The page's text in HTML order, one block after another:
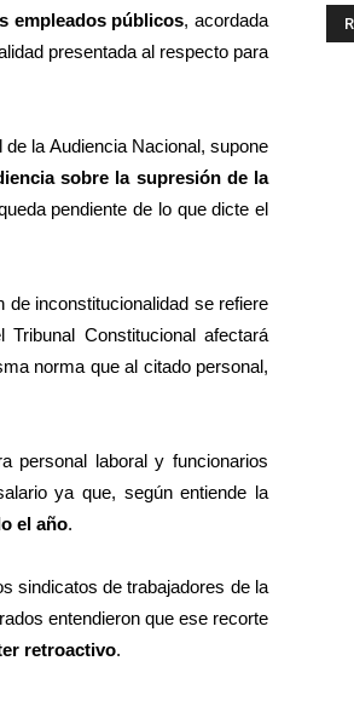
empleados públicos, acordada
presentada al respecto para
la Audiencia Nacional, supone
sobre la supresión de la
pendiente de lo que dicte el
inconstitucionalidad se refiere
Constitucional afectará
norma que al citado personal,
personal laboral y funcionarios
ya que, según entiende la
el año.
sindicatos de trabajadores de la
entendieron que ese recorte
retroactivo.